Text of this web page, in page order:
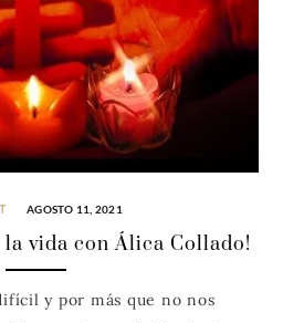
AGOSTO 11, 2021
la vida con Álica Collado!
y por más que no nos